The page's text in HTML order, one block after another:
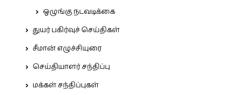
ஒழுங்கு நடவடிக்கை
துயர் பகிர்வுச் செய்திகள்
சீமான் எழுச்சியுரை
செய்தியாளர் சந்திப்பு
மக்கள் சந்திப்புகள்